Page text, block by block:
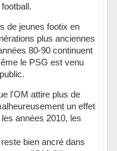
de jeunes footix en
plus anciennes
80-90 continuent
le PSG est venu
l'OM attire plus de
un effet
années 2010, les
bien ancré dans